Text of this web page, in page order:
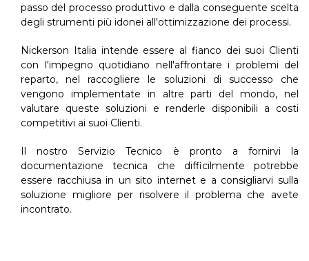
passo del processo produttivo e dalla conseguente scelta
degli strumenti più idonei all'ottimizzazione dei processi.
Nickerson Italia intende essere al fianco dei suoi Clienti
con l'impegno quotidiano nell'affrontare i problemi del
reparto, nel raccogliere le soluzioni di successo che
vengono implementate in altre parti del mondo, nel
valutare queste soluzioni e renderle disponibili a costi
competitivi ai suoi Clienti.
Il nostro Servizio Tecnico è pronto a fornirvi la
documentazione tecnica che difficilmente potrebbe
essere racchiusa in un sito internet e a consigliarvi sulla
soluzione migliore per risolvere il problema che avete
incontrato.